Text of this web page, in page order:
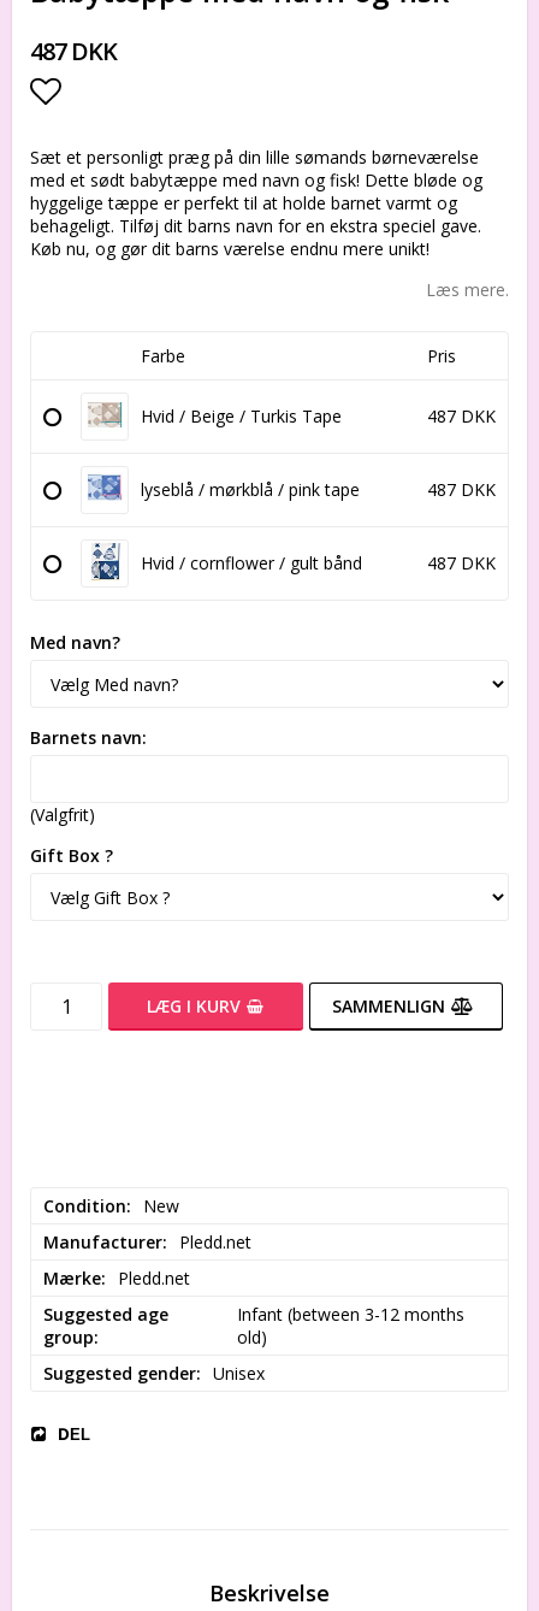
487 DKK
Add to list of favorites
Sæt et personligt præg på din lille sømands børneværelse
med et sødt babytæppe med navn og fisk! Dette bløde og
hyggelige tæppe er perfekt til at holde barnet varmt og
behageligt. Tilføj dit barns navn for en ekstra speciel gave.
Køb nu, og gør dit barns værelse endnu mere unikt!
Læs mere.
Farbe Pris
Hvid / Beige / Turkis Tape 487 DKK
lyseblå / mørkblå / pink tape 487 DKK
Hvid / cornflower / gult bånd 487 DKK
Med navn?
Barnets navn:
(Valgfrit)
Gift Box ?
LÆG I KURV SAMMENLIGN
Condition
New
Manufacturer
Pledd.net
Mærke
Pledd.net
Suggested age
group
Infant (between 3-12 months
old)
Suggested gender
Unisex
DEL
Beskrivelse